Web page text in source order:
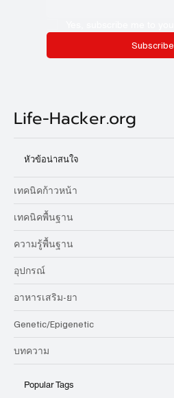
Subscribe
Life-Hacker.org
หัวข้อน่าสนใจ
เทคนิคก้าวหน้า
เทคนิคพื้นฐาน
ความรู้พื้นฐาน
อุปกรณ์
อาหารเสริม-ยา
Genetic/Epigenetic
บทความ
Popular Tags